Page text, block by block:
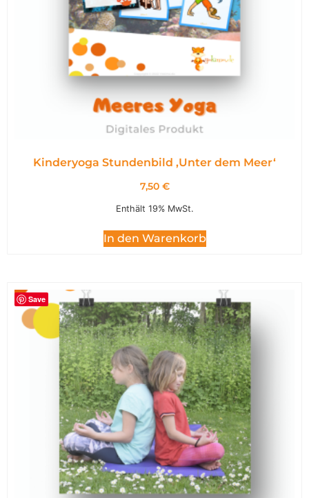
Kinderyoga Stundenbild ,Unter dem Meer‘
7,50 €
Enthält 19% MwSt.
In den Warenkorb
Save